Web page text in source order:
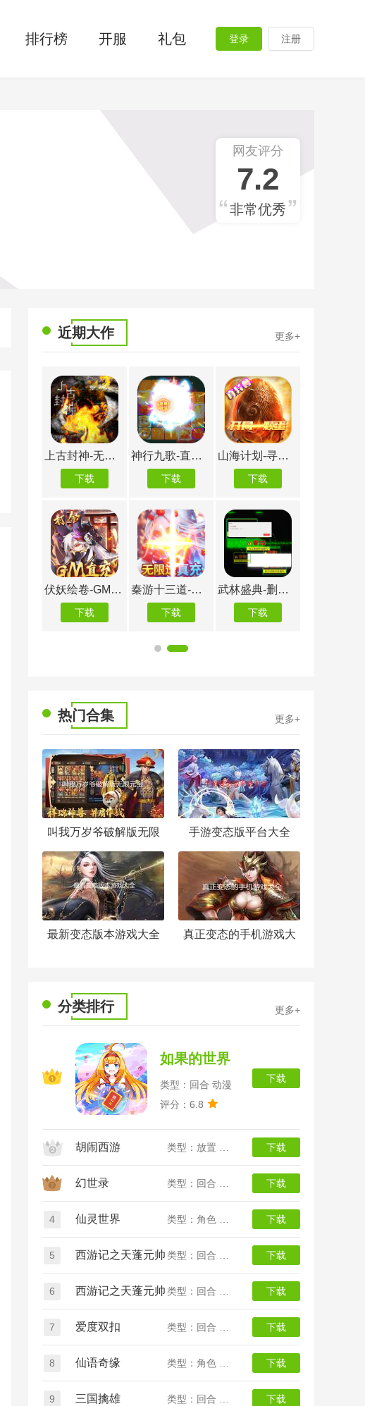
排行榜 开服 礼包 登录 注册
网友评分
7.2
非常优秀
近期大作 更多+
天使降临-免充打金版
下载 下载 下载
教主之家-GM版
下载
御剑封神录-无限制GM版
下载
傲剑情缘-抽囡茜手办
下载
热门合集 更多+
叫我万岁爷破解版无限
元宝
手游变态版平台大全
最新变态版本游戏大全 真正变态的手机游戏大
分类排行 更多+
如果的世界
类型：回合 动漫
评分：6.8
下载
胡闹西游 下载
幻世录 下载
4 仙灵世界 下载
5 西游记之天蓬元帅 下载
6 西游记之天蓬元帅 下载
7 爱度双扣 下载
8 仙语奇缘 下载
9 三国擒雄 下载